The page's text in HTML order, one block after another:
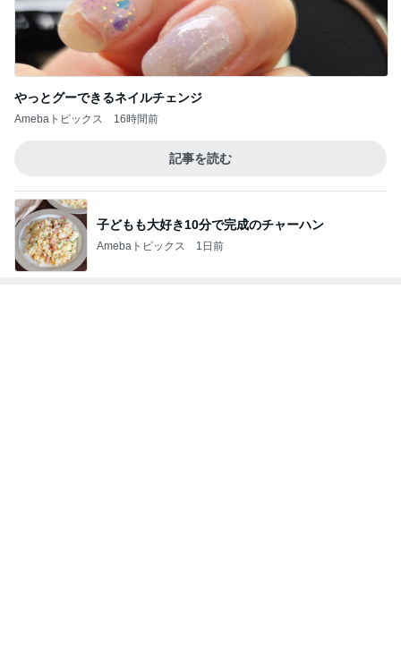
やっとグーできるネイルチェンジ
Amebaトピックス 16時間前
記事を読む
子どもも大好き10分で完成のチャーハン
Amebaトピックス 1日前